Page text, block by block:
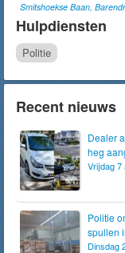
Smitshoekse Baan,
Hulpdiensten
Politie
Recent nieuws
Dealer
heg
Vrijdag 7
Politie
spullen
Dinsdag